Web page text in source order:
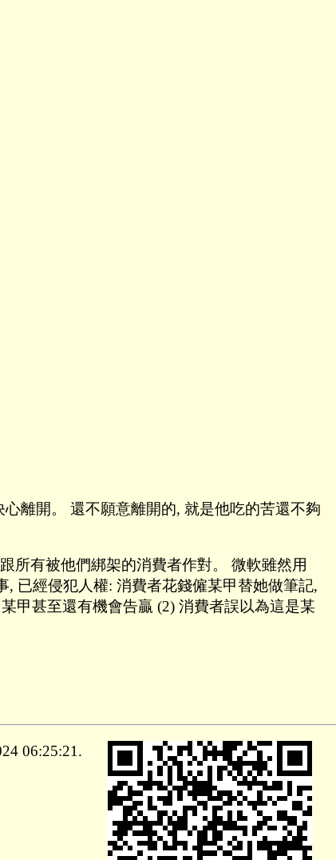
離開。 還不願意離開的, 就是他吃的苦還不夠
所有被他們綁架的消費者作對。 微軟雖然用
已經侵犯人權: 消費者花錢僱某甲替她做筆記,
甲甚至還有機會告贏 (2) 消費者誤以為這是某
06:25:21.